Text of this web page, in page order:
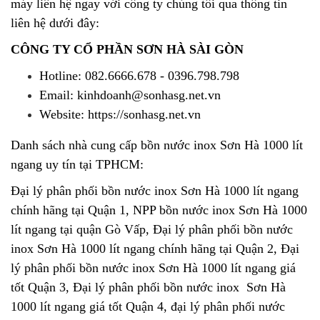
máy liên hệ ngay với công ty chúng tôi qua thông tin
liên hệ dưới đây:
CÔNG TY CỔ PHẦN SƠN HÀ SÀI GÒN
Hotline: 082.6666.678 - 0396.798.798
Email: kinhdoanh@sonhasg.net.vn
Website: https://sonhasg.net.vn
Danh sách nhà cung cấp bồn nước inox Sơn Hà 1000 lít
ngang uy tín tại TPHCM:
Đại lý phân phối bồn nước inox Sơn Hà 1000 lít ngang
chính hãng tại Quận 1, NPP bồn nước inox Sơn Hà 1000
lít ngang tại quận Gò Vấp, Đại lý phân phối bồn nước
inox Sơn Hà 1000 lít ngang chính hãng tại Quận 2, Đại
lý phân phối bồn nước inox Sơn Hà 1000 lít ngang giá
tốt Quận 3, Đại lý phân phối bồn nước inox Sơn Hà
1000 lít ngang giá tốt Quận 4, đại lý phân phối nước